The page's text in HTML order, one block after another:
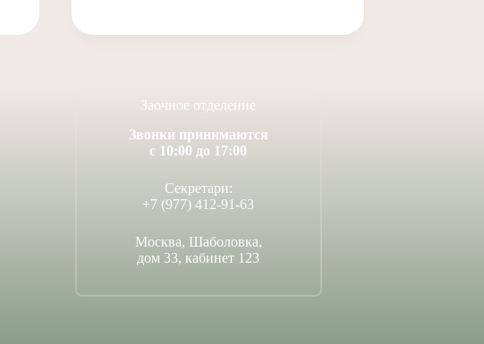
Заочное отделение
Звонки принимаются
с 10:00 до 17:00
Секретари:
+7 (977) 412-91-63
Москва, Шаболовка,
дом 33, кабинет 123